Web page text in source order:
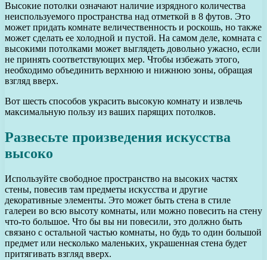
Высокие потолки означают наличие изрядного количества
неиспользуемого пространства над отметкой в 8 футов. Это
может придать комнате величественность и роскошь, но также
может сделать ее холодной и пустой. На самом деле, комната с
высокими потолками может выглядеть довольно ужасно, если
не принять соответствующих мер. Чтобы избежать этого,
необходимо объединить верхнюю и нижнюю зоны, обращая
взгляд вверх.
Вот шесть способов украсить высокую комнату и извлечь
максимальную пользу из ваших парящих потолков.
Развесьте произведения искусства
высоко
Используйте свободное пространство на высоких частях
стены, повесив там предметы искусства и другие
декоративные элементы. Это может быть стена в стиле
галереи во всю высоту комнаты, или можно повесить на стену
что-то большое. Что бы вы ни повесили, это должно быть
связано с остальной частью комнаты, но будь то один большой
предмет или несколько маленьких, украшенная стена будет
притягивать взгляд вверх.